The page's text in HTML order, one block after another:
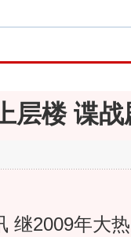
层楼 谍
2009年大